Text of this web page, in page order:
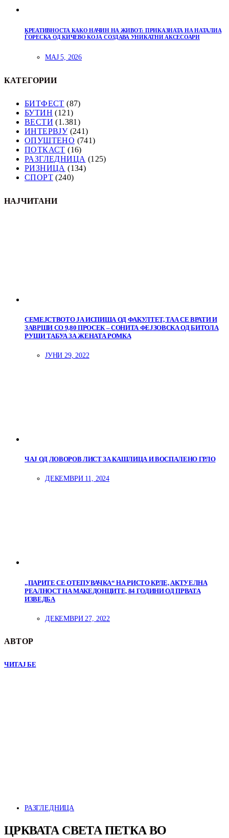
КРЕАТИВНОСТА КАКО НАЧИН НА ЖИВОТ: ПРИКАЗНАТА НА НАТАЛИА
ЃОРЕСКА ОД КИЧЕВО КОЈА СОЗДАВА УНИКАТНИ АКСЕСОАРИ
МАЈ 5, 2026
КАТЕГОРИИ
БИТФЕСТ (87)
БУТИН (121)
ВЕСТИ (1.381)
ИНТЕРВЈУ(241)
ОПУШТЕНО (741)
ПОТКАСТ (16)
РАЗГЛЕДНИЦА (125)
РИЗНИЦА (134)
СПОРТ (240)
НАЈЧИТАНИ
СЕМЕЈСТВОТО ЈА ИСПИША ОД ФАКУЛТЕТ, ТАА СЕ ВРАТИ И
ЗАВРШИ СО 9,80 ПРОСЕК – СОНИТА ФЕЈЗОВСКА ОД БИТОЛА
РУШИ ТАБУА ЗА ЖЕНАТА РОМКА
ЈУНИ 29, 2022
ЧАЈ ОД ЛОВОРОВ ЛИСТ ЗА КАШЛИЦА И ВОСПАЛЕНО ГРЛО
ДЕКЕМВРИ 11, 2024
„ПАРИТЕ СЕ ОТЕПУВАЧКА“ НА РИСТО КРЛЕ, АКТУЕЛНА
РЕАЛНОСТ НА МАКЕДОНЦИТЕ, 84 ГОДИНИ ОД ПРВАТА
ИЗВЕДБА
ДЕКЕМВРИ 27, 2022
АВТОР
ЧИТАЈ БЕ
РАЗГЛЕДНИЦА
ЦРКВАТА СВЕТА ПЕТКА ВО